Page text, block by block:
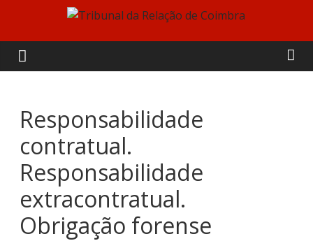
content
Tribunal
da
Relação
de
Coimbra
Responsabilidade
contratual.
Responsabilidade
extracontratual.
Obrigação forense